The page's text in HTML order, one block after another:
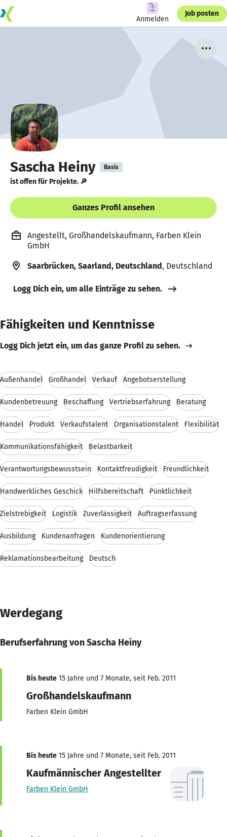
Anmelden
Job posten
Sascha Heiny Basis
ist offen für Projekte. 🔎
Ganzes Profil ansehen
Angestellt, Großhandelskaufmann, Farben Klein
GmbH
Saarbrücken, Saarland, Deutschland, Deutschland
Logg Dich ein, um alle Einträge zu sehen.
Fähigkeiten und Kenntnisse
Logg Dich jetzt ein, um das ganze Profil zu sehen.
Außenhandel Großhandel Verkauf Angebotserstellung
Kundenbetreuung Beschaffung Vertriebserfahrung Beratung
Handel Produkt Verkaufstalent Organisationstalent Flexibilität
Kommunikationsfähigkeit Belastbarkeit
Verantwortungsbewusstsein Kontaktfreudigkeit Freundlichkeit
Handwerkliches Geschick Hilfsbereitschaft Pünktlichkeit
Zielstrebigkeit Logistik Zuverlässigkeit Auftragserfassung
Ausbildung Kundenanfragen Kundenorientierung
Reklamationsbearbeitung Deutsch
Werdegang
Berufserfahrung von Sascha Heiny
Bis heute 15 Jahre und 7 Monate, seit Feb. 2011
Großhandelskaufmann
Farben Klein GmbH
Bis heute 15 Jahre und 7 Monate, seit Feb. 2011
Kaufmännischer Angestellter
Farben Klein GmbH